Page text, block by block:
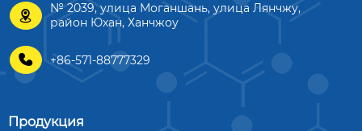

№ 2039, улица Моганшань, улица Лянчжу,
район Юхан, Ханчжоу
 +86-571-88777329
Продукция